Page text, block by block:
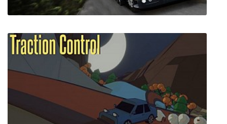
Scania Truck Driving Simulator